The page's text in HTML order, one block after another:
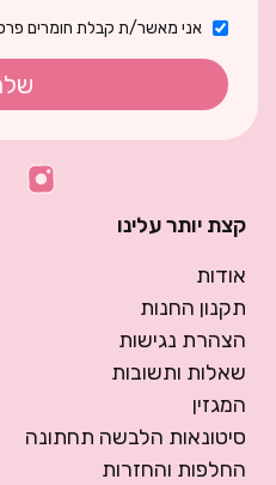
אני מאשר/ת קבלת חומרים
קצת יותר עלינו
אודות
תקנון החנות
הצהרת נגישות
שאלות ותשובות
המגזין
סיטונאות הלבשה תחתונה
החלפות והחזרות